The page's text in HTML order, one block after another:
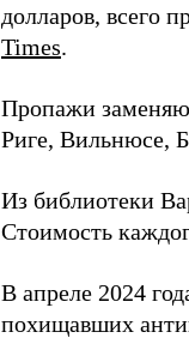
долларов, всего
Times.
Пропажи
Риге, Вильнюсе,
Из библиотеки
Стоимость
В апреле 2024
похищавших